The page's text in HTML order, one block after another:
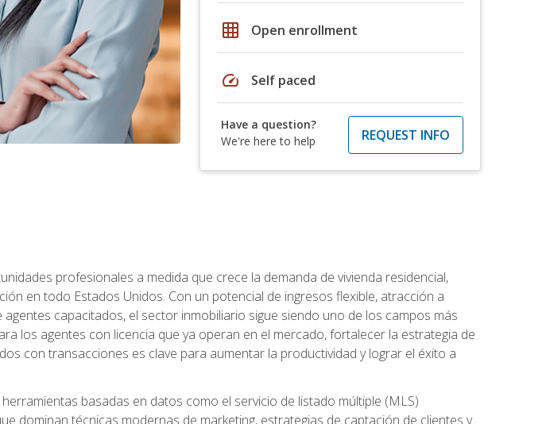
grid_on Open enrollment
speed Self paced
Have a question?
We're here to help
REQUEST INFO
profesionales a medida que crece la demanda de vivienda residencial,
en todo Estados Unidos. Con un potencial de ingresos flexible, atracción a
capacitados, el sector inmobiliario sigue siendo uno de los campos más
los agentes con licencia que ya operan en el mercado, fortalecer la estrategia de
con transacciones es clave para aumentar la productividad y lograr el éxito a
basadas en datos como el servicio de listado múltiple (MLS)
dominan técnicas modernas de marketing, estrategias de captación de clientes y